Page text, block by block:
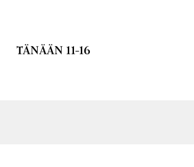
TÄNÄÄN 11-16